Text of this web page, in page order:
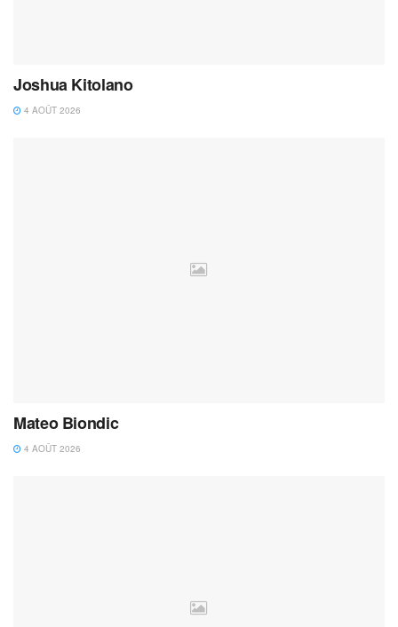
Joshua Kitolano
4 AOÛT 2026
Mateo Biondic
4 AOÛT 2026